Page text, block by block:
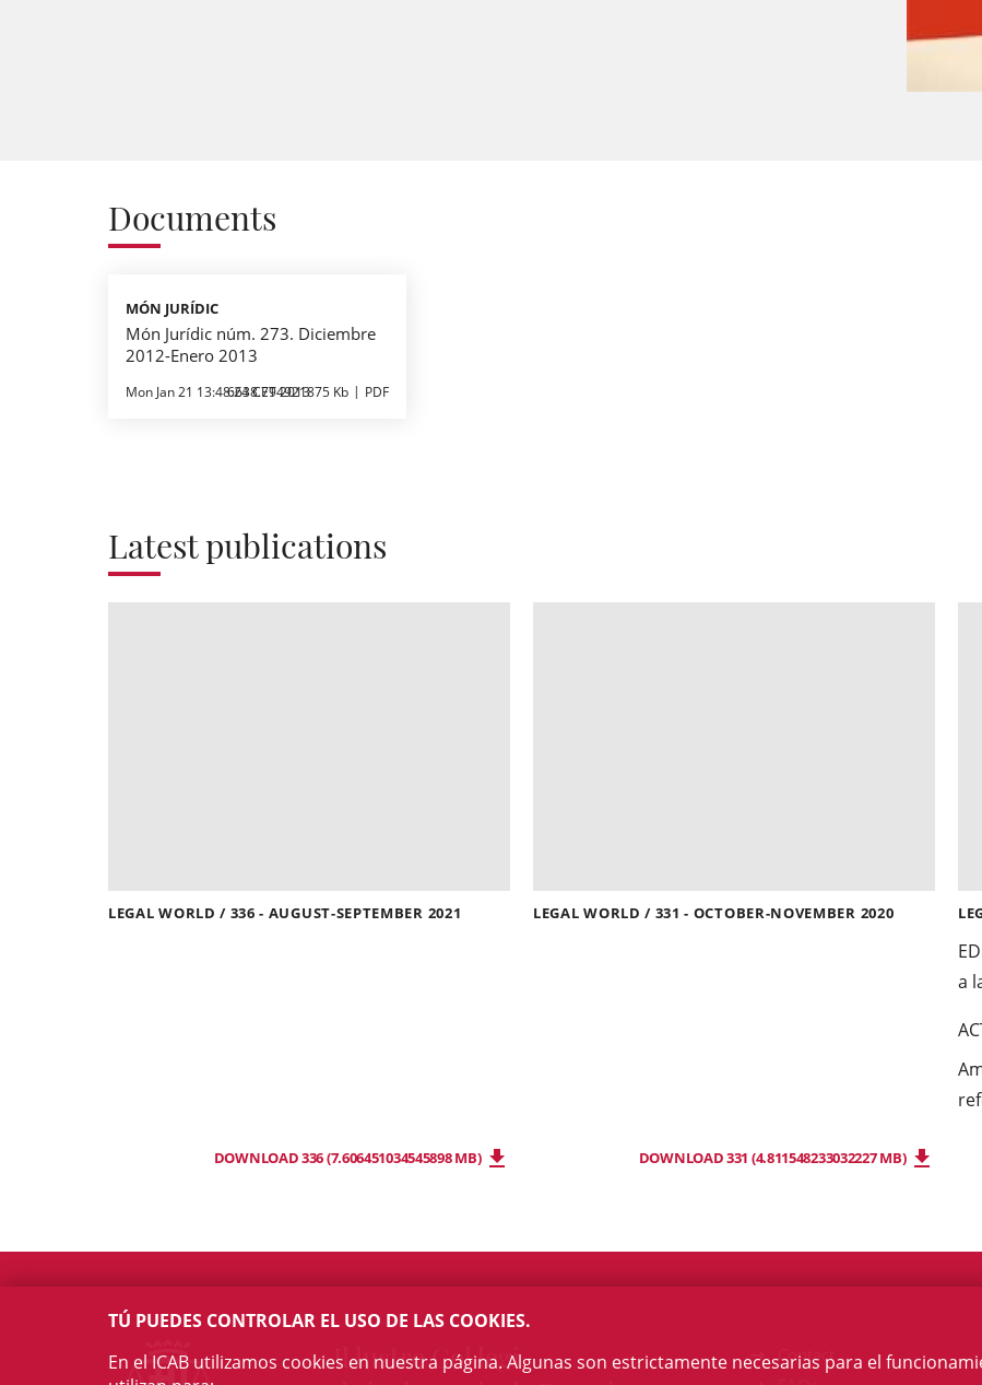
Documents
MÓN JURÍDIC
Món Jurídic núm. 273. Diciembre
2012-Enero 2013
Mon Jan 21 13:48:24 CET 2013
6638.794921875 Kb PDF
Latest publications
LEGAL WORLD / 336 - AUGUST-SEPTEMBER 2021
DOWNLOAD 336 (7.606451034545898 MB)
LEGAL WORLD / 331 - OCTOBER-NOVEMBER 2020
DOWNLOAD 331 (4.811548233032227 MB)
a
Il·lustre Col·legi
Contact
TÚ PUEDES CONTROLAR EL USO DE LAS COOKIES.
En el ICAB utilizamos cookies en nuestra página. Algunas son estrictamente necesarias para el